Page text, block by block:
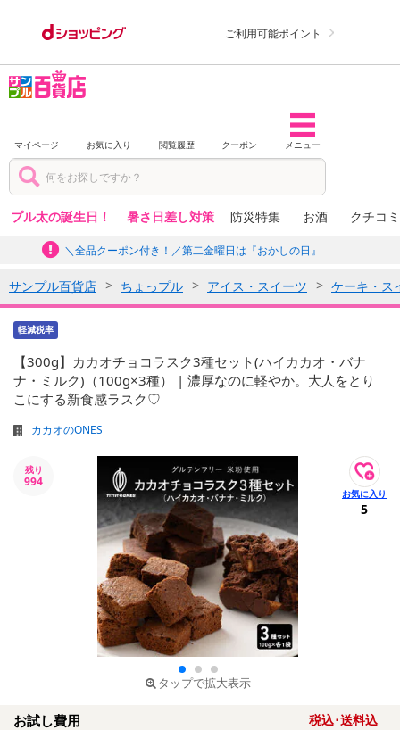
ご利用可能ポイント
マイページ お気に入り 閲覧履歴 クーポン メニュー
プル太の誕生日！ 暑さ日差し対策 防災特集 お酒 クチコ
＼全品クーポン付き！／第二金曜日は『おかしの日』
サンプル百貨店 ちょっプル アイス・スイーツ ケーキ・ス
軽減税率
【300g】カカオチョコラスク3種セット(ハイカカオ・バナ
ナ・ミルク)（100g×3種） | 濃厚なのに軽やか。大人をとり
こにする新食感ラスク♡
カカオのONES
残り
994
タップで拡大表示
5
お試し費用 税込･送料込